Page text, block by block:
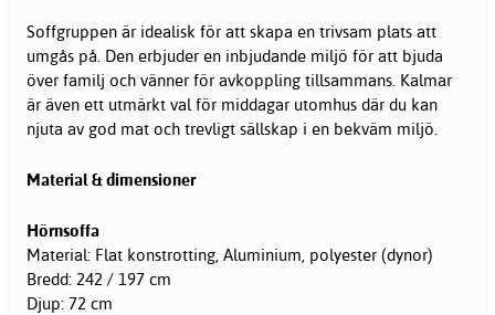
Soffgruppen är idealisk för att skapa en trivsam plats att
umgås på. Den erbjuder en inbjudande miljö för att bjuda
över familj och vänner för avkoppling tillsammans. Kalmar
är även ett utmärkt val för middagar utomhus där du kan
njuta av god mat och trevligt sällskap i en bekväm miljö.
Material & dimensioner
Hörnsoffa
Material: Flat konstrotting, Aluminium, polyester (dynor)
Bredd: 242 / 197 cm
Djup: 72 cm